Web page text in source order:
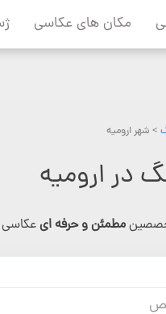
مکان های عکاسی
> شهر ارومیه
در ارومیه
مطمئن و حرفه ایعکاسی